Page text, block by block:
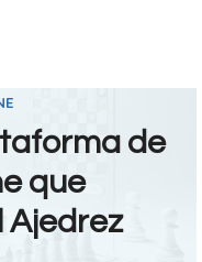
de
que
Ajedrez